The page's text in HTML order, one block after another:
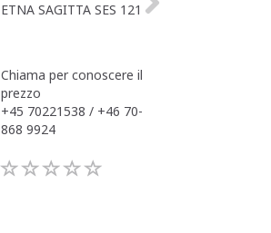
ETNA SAGITTA SES 121
Chiama per conoscere il
prezzo
+45 70221538 / +46 70-
868 9924